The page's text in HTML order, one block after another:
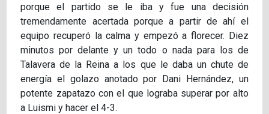
porque el partido se le iba y fue una decisión
tremendamente acertada porque a partir de ahí el
equipo recuperó la calma y empezó a florecer. Diez
minutos por delante y un todo o nada para los de
Talavera de la Reina a los que le daba un chute de
energía el golazo anotado por Dani Hernández, un
potente zapatazo con el que lograba superar por alto
a Luismi y hacer el 4-3.